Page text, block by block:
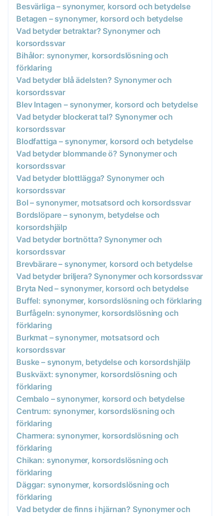
Besvärliga – synonymer, korsord och betydelse
Betagen – synonymer, korsord och betydelse
Vad betyder betraktar? Synonymer och
korsordssvar
Bihålor: synonymer, korsordslösning och
förklaring
Vad betyder blå ädelsten? Synonymer och
korsordssvar
Blev Intagen – synonymer, korsord och betydelse
Vad betyder blockerat tal? Synonymer och
korsordssvar
Blodfattiga – synonymer, korsord och betydelse
Vad betyder blommande ö? Synonymer och
korsordssvar
Vad betyder blottlägga? Synonymer och
korsordssvar
Bol – synonymer, motsatsord och korsordssvar
Bordslöpare – synonym, betydelse och
korsordshjälp
Vad betyder bortnötta? Synonymer och
korsordssvar
Brevbärare – synonymer, korsord och betydelse
Vad betyder briljera? Synonymer och korsordssvar
Bryta Ned – synonymer, korsord och betydelse
Buffel: synonymer, korsordslösning och förklaring
Burfågeln: synonymer, korsordslösning och
förklaring
Burkmat – synonymer, motsatsord och
korsordssvar
Buske – synonym, betydelse och korsordshjälp
Buskväxt: synonymer, korsordslösning och
förklaring
Cembalo – synonymer, korsord och betydelse
Centrum: synonymer, korsordslösning och
förklaring
Charmera: synonymer, korsordslösning och
förklaring
Chikan: synonymer, korsordslösning och
förklaring
Däggar: synonymer, korsordslösning och
förklaring
Vad betyder de finns i hjärnan? Synonymer och